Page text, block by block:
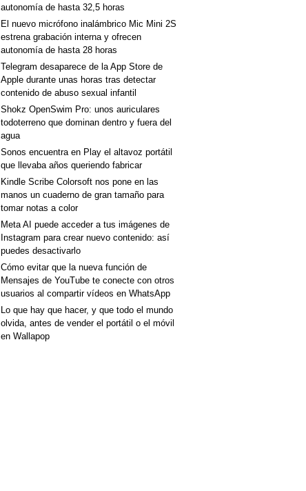
autonomía de hasta 32,5 horas
El nuevo micrófono inalámbrico Mic Mini 2S
estrena grabación interna y ofrecen
autonomía de hasta 28 horas
Telegram desaparece de la App Store de
Apple durante unas horas tras detectar
contenido de abuso sexual infantil
Shokz OpenSwim Pro: unos auriculares
todoterreno que dominan dentro y fuera del
agua
Sonos encuentra en Play el altavoz portátil
que llevaba años queriendo fabricar
Kindle Scribe Colorsoft nos pone en las
manos un cuaderno de gran tamaño para
tomar notas a color
Meta AI puede acceder a tus imágenes de
Instagram para crear nuevo contenido: así
puedes desactivarlo
Cómo evitar que la nueva función de
Mensajes de YouTube te conecte con otros
usuarios al compartir vídeos en WhatsApp
Lo que hay que hacer, y que todo el mundo
olvida, antes de vender el portátil o el móvil
en Wallapop